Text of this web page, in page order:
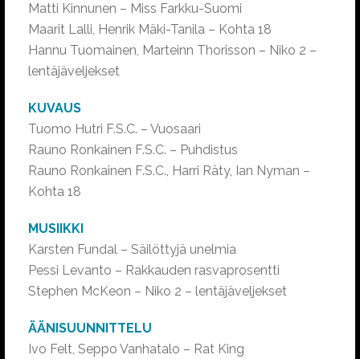
Matti Kinnunen – Miss Farkku-Suomi
Maarit Lalli, Henrik Mäki-Tanila – Kohta 18
Hannu Tuomainen, Marteinn Thorisson – Niko 2 –
lentäjäveljekset
KUVAUS
Tuomo Hutri F.S.C. – Vuosaari
Rauno Ronkainen F.S.C. – Puhdistus
Rauno Ronkainen F.S.C., Harri Räty, Ian Nyman –
Kohta 18
MUSIIKKI
Karsten Fundal – Säilöttyjä unelmia
Pessi Levanto – Rakkauden rasvaprosentti
Stephen McKeon – Niko 2 – lentäjäveljekset
ÄÄNISUUNNITTELU
Ivo Felt, Seppo Vanhatalo – Rat King